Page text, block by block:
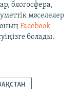
блогосфера,
мәселелер
Facebook
болады.